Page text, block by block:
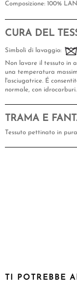
Composizione: 100%
CURA DEL
Simboli di lavaggio:
Non lavare il tessuto in
una temperatura
l'asciugatrice. É
normale, con idrocarburi.
TRAMA E
Tessuto pettinato in
TI POTREBBE